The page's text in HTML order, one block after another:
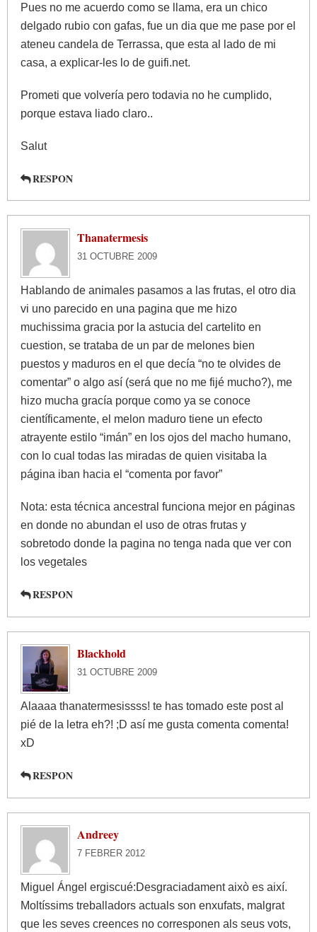
Pues no me acuerdo como se llama, era un chico
delgado rubio con gafas, fue un dia que me pase por el
ateneu candela de Terrassa, que esta al lado de mi
casa, a explicar-les lo de guifi.net.
Prometi que volvería pero todavia no he cumplido,
porque estava liado claro..
Salut
RESPON
Thanatermesis
31 OCTUBRE 2009
Hablando de animales pasamos a las frutas, el otro dia
vi uno parecido en una pagina que me hizo
muchissima gracia por la astucia del cartelito en
cuestion, se trataba de un par de melones bien
puestos y maduros en el que decía “no te olvides de
comentar” o algo así (será que no me fijé mucho?), me
hizo mucha gracía porque como ya se conoce
científicamente, el melon maduro tiene un efecto
atrayente estilo “imán” en los ojos del macho humano,
con lo cual todas las miradas de quien visitaba la
página iban hacia el “comenta por favor”
Nota: esta técnica ancestral funciona mejor en páginas
en donde no abundan el uso de otras frutas y
sobretodo donde la pagina no tenga nada que ver con
los vegetales
RESPON
Blackhold
31 OCTUBRE 2009
Alaaaa thanatermesissss! te has tomado este post al
pié de la letra eh?! ;D así me gusta comenta comenta!
xD
RESPON
Andreey
7 FEBRER 2012
Miguel Ángel ergiscué:Desgraciadament això es així.
Moltíssims treballadors actuals son enxufats, malgrat
que les seves creences no corresponen als seus vots,